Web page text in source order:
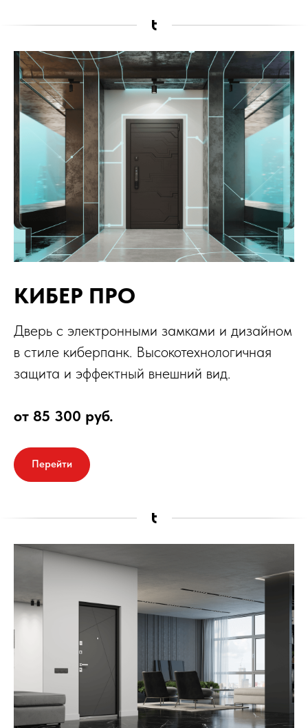
КИБЕР ПРО
Дверь с электронными замками и дизайном
в стиле киберпанк. Высокотехнологичная
защита и эффектный внешний вид.
от 85 300 руб.
Перейти